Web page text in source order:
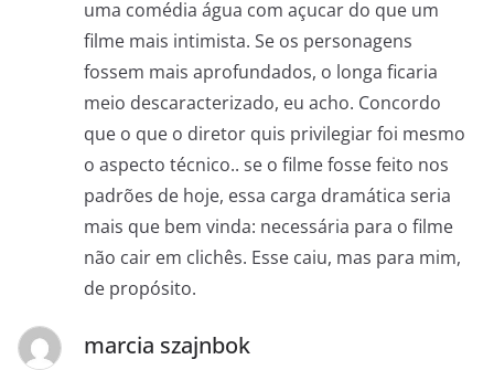
uma comédia água com açucar do que um
filme mais intimista. Se os personagens
fossem mais aprofundados, o longa ficaria
meio descaracterizado, eu acho. Concordo
que o que o diretor quis privilegiar foi mesmo
o aspecto técnico.. se o filme fosse feito nos
padrões de hoje, essa carga dramática seria
mais que bem vinda: necessária para o filme
não cair em clichês. Esse caiu, mas para mim,
de propósito.
marcia szajnbok